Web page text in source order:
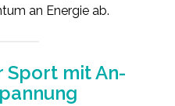
an Energie ab.
Sport mit An-